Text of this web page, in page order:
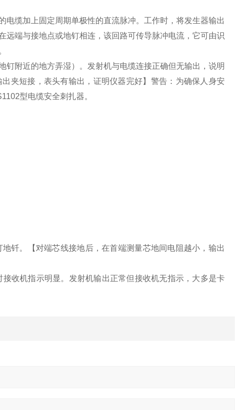
缆加上固定周期单极性的直流脉冲。工作时，将发生器输出
端与接地点或地钉相连，该回路可传导脉冲电流，它可由识
附近的地方弄湿）。发射机与电缆连接正确但无输出，说明
夹短接，表头有输出，证明仪器完好】警告：为确保人身安
型电缆安全刺扎器。
钎。【对端芯线接地后，在首端测量芯地间电阻越小，输出
收机指示明显。发射机输出正常但接收机无指示，大多是卡